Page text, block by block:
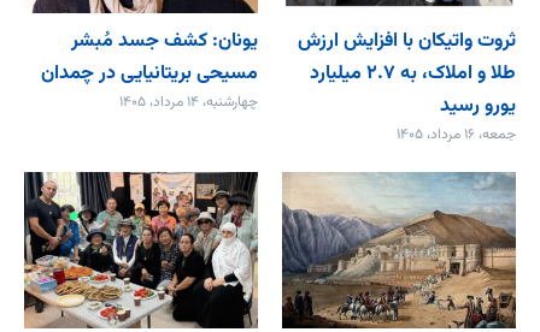
ثروت واتیکان با افزایش ارزش
طلا و املاک، به ۲.۷ میلیارد
یورو رسید
جمعه، ۱۶ مرداد، ۱۴۰۵
یونان: کشف جسد مُبشر
مسیحی بریتانیایی در چمدان
چهارشنبه، ۱۴ مرداد، ۱۴۰۵